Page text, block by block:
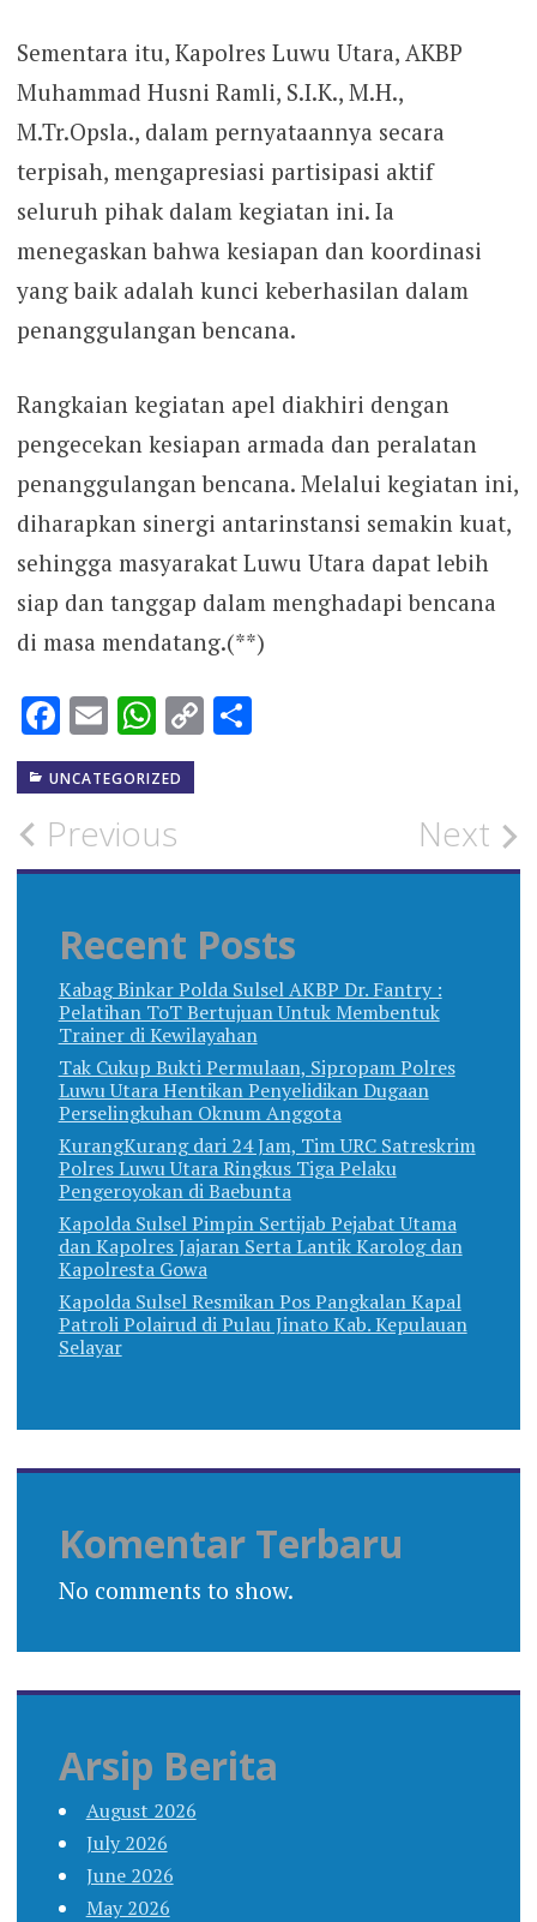
Sementara itu, Kapolres Luwu Utara, AKBP
Muhammad Husni Ramli, S.I.K., M.H.,
M.Tr.Opsla., dalam pernyataannya secara
terpisah, mengapresiasi partisipasi aktif
seluruh pihak dalam kegiatan ini. Ia
menegaskan bahwa kesiapan dan koordinasi
yang baik adalah kunci keberhasilan dalam
penanggulangan bencana.
Rangkaian kegiatan apel diakhiri dengan
pengecekan kesiapan armada dan peralatan
penanggulangan bencana. Melalui kegiatan ini,
diharapkan sinergi antarinstansi semakin kuat,
sehingga masyarakat Luwu Utara dapat lebih
siap dan tanggap dalam menghadapi bencana
di masa mendatang.(**)
Facebook
EmailWhatsApp
CopyShare
UNCATEGORIZED
Post
navigation
Previous Next
Recent Posts
Kabag Binkar Polda Sulsel AKBP Dr. Fantry :
Pelatihan ToT Bertujuan Untuk Membentuk
Trainer di Kewilayahan
Tak Cukup Bukti Permulaan, Sipropam Polres
Luwu Utara Hentikan Penyelidikan Dugaan
Perselingkuhan Oknum Anggota
KurangKurang dari 24 Jam, Tim URC Satreskrim
Polres Luwu Utara Ringkus Tiga Pelaku
Pengeroyokan di Baebunta
Kapolda Sulsel Pimpin Sertijab Pejabat Utama
dan Kapolres Jajaran Serta Lantik Karolog dan
Kapolresta Gowa
Kapolda Sulsel Resmikan Pos Pangkalan Kapal
Patroli Polairud di Pulau Jinato Kab. Kepulauan
Selayar
Komentar Terbaru
No comments to show.
Arsip Berita
August 2026
July 2026
June 2026
May 2026